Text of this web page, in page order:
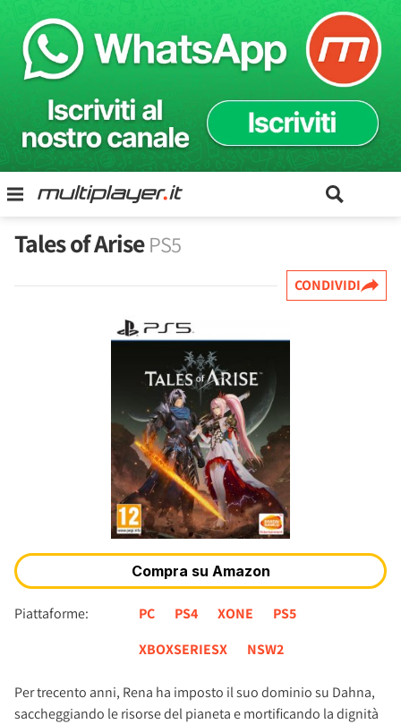
Tales of ArisePS5
CONDIVIDI
Piattaforme: PC PS4 XONE
PS5
XBOXSERIESX
NSW2
Per trecento anni, Rena ha imposto il suo dominio su Dahna,
saccheggiando le risorse del pianeta e mortificando la dignità